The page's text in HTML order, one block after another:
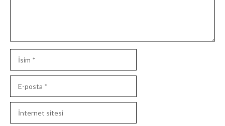
posta
sitesi